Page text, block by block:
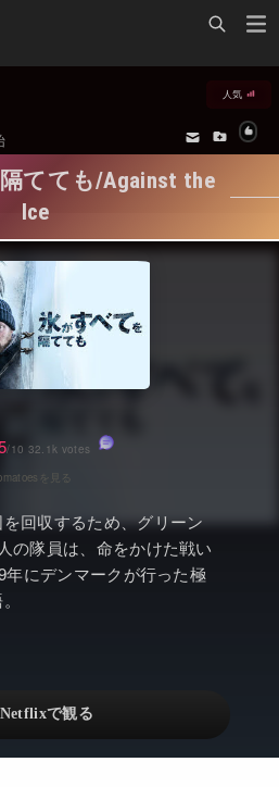
新着作品
オールジャンル
海外ドラマ・シリーズ
海外映画
国内映画
アジアTV番組・ドラマ
アジア映画
ドキュメンタリー
Netflixオリジナル作品
その他の国のTV番組
了予定の作品
ドラマ・ラインナップ
人気ランキング
全作品ラインナップ
配信作品カスタム検索
ド
総合作品情報
・VOD総合News
へ
Video
Netflix 高い評価の海外作品
人気
てても/Against the
Ice
回収するため、グリーン
の隊員は、命をかけた戦い
年にデンマークが行った極
/10 32.1k votes